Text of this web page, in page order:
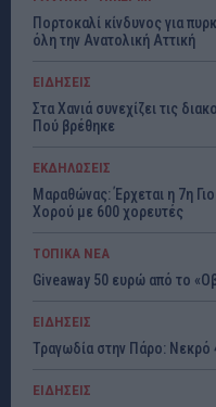
Πορτοκαλί κίνδυνος για
όλη την Ανατολική Αττική
ΕΙΔΗΣΕΙΣ
Στα Χανιά συνεχίζει τις
Πού βρέθηκε
ΕΚΔΗΛΩΣΕΙΣ
Μαραθώνας: Έρχεται η 7η
Χορού με 600 χορευτές
ΤΟΠΙΚΑ ΝΕΑ
Giveaway 50 ευρώ από το
ΕΙΔΗΣΕΙΣ
Τραγωδία στην Πάρο: Νεκρό
ΕΙΔΗΣΕΙΣ